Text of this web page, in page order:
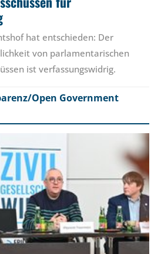
hat entschieden: Der
von parlamentarischen
ist verfassungswidrig.
Open Government